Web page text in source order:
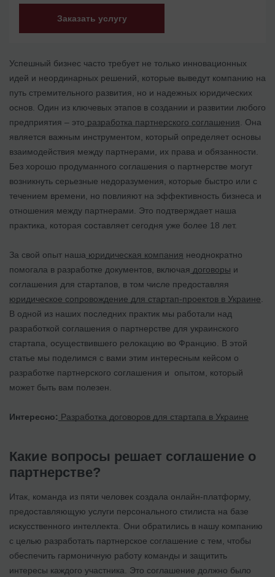
Заказать услугу
Успешный бизнес часто требует не только инновационных
идей и неординарных решений, которые выведут компанию на
путь стремительного развития, но и надежных юридических
основ. Один из ключевых этапов в создании и развитии любого
предприятия – это разработка партнерского соглашения . Она
является важным инструментом, который определяет основы
взаимодействия между партнерами, их права и обязанности.
Без хорошо продуманного соглашения о партнерстве могут
возникнуть серьезные недоразумения, которые быстро или с
течением времени, но повлияют на эффективность бизнеса и
отношения между партнерами. Это подтверждает наша
практика, которая составляет сегодня уже более 18 лет.
За свой опыт наша юридическая компания неоднократно
помогала в разработке документов, включая договоры и
соглашения для стартапов, в том числе предоставляя
юридическое сопровождение для стартап-проектов в Украине
В одной из наших последних практик мы работали над
разработкой соглашения о партнерстве для украинского
стартапа, осуществившего релокацию во Францию. В этой
статье мы поделимся с вами этим интересным кейсом о
разработке партнерского соглашения и опытом, который
может быть вам полезен.
Интересно: Разработка договоров для стартапа в Украине
Какие вопросы решает соглашение о
партнерстве?
Итак, команда из пяти человек создала онлайн-платформу,
предоставляющую услуги персонального стилиста на базе
искусственного интеллекта. Они обратились в нашу компанию
с целью разработать партнерское соглашение с тем, чтобы
обеспечить гармоничную работу команды и защитить
интересы каждого участника. Это соглашение должно было